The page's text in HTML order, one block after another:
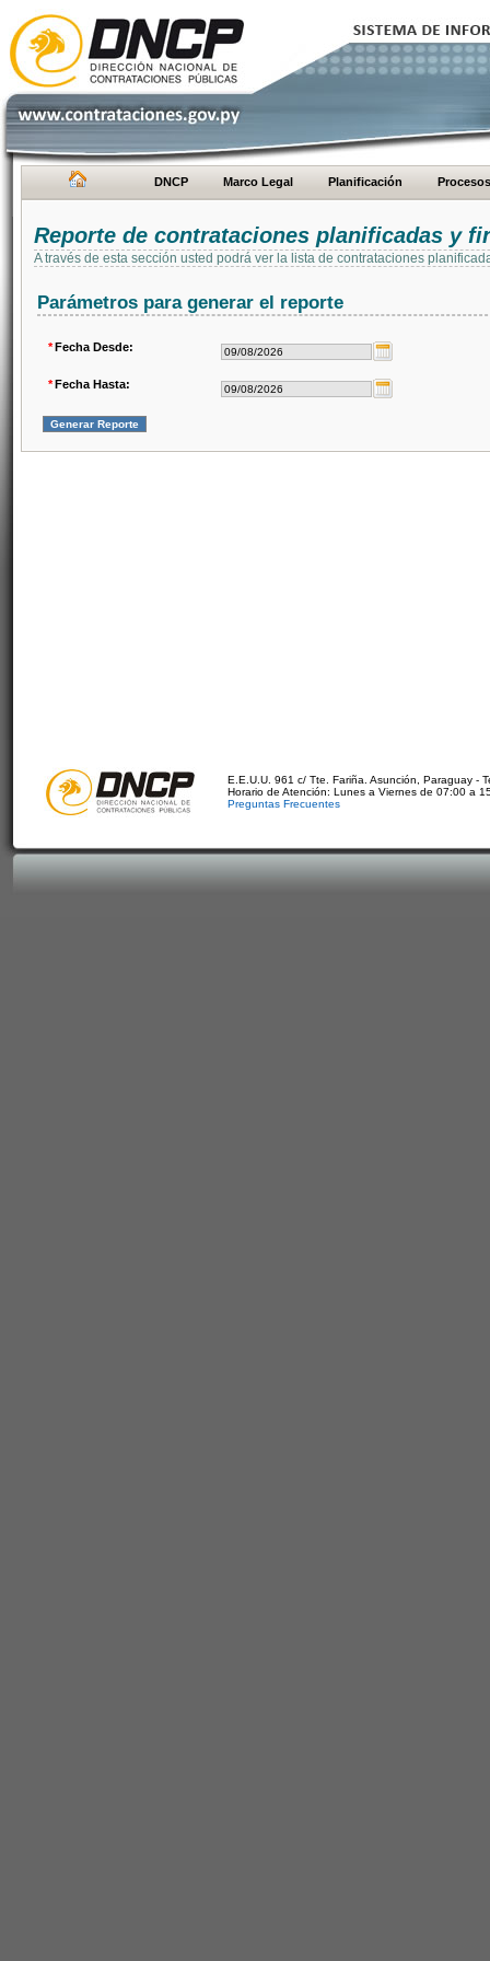
DNCP Marco Legal Planificación Procesos
Reporte de contrataciones planificadas y
A través de esta sección usted podrá ver la lista de contrataciones
Parámetros para generar el reporte
*Fecha Desde:
*Fecha Hasta:
E.E.U.U. 961 c/ Tte. Fariña. Asunción, Paraguay -
Horario de Atención: Lunes a Viernes de 07:00 a
Preguntas Frecuentes